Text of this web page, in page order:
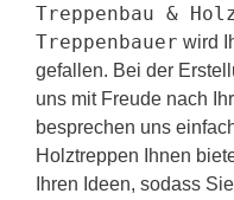
Treppenbau &
Treppenbauer wird
gefallen. Bei der
uns mit Freude nach
besprechen uns
Holztreppen Ihnen
Ihren Ideen, sodass